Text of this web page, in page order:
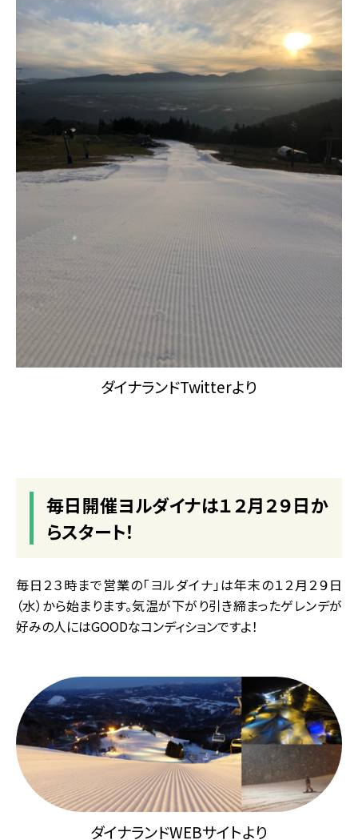
ダイナランドTwitterより
毎日開催ヨルダイナは１２月２９日か
らスタート！
毎日２３時まで営業の「ヨルダイナ」は年末の１２月２９日
（水）から始まります。気温が下がり引き締まったゲレンデが
好みの人にはGOODなコンディションですよ！
ダイナランドWEBサイトより